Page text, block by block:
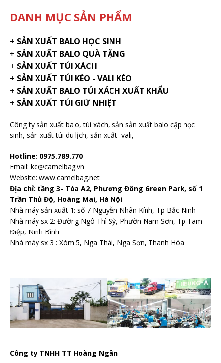
DANH MỤC SẢN PHẨM
+ SẢN XUẤT BALO HỌC SINH
+ SẢN XUẤT BALO QUÀ TẶNG
+ SẢN XUẤT TÚI XÁCH
+ SẢN XUẤT TÚI KÉO - VALI KÉO
+ SẢN XUẤT BALO TÚI XÁCH XUẤT KHẨU
+ SẢN XUẤT TÚI GIỮ NHIỆT
Công ty sản xuất balo, túi xách, sản sản xuất balo cặp học
sinh, sản xuất túi du lịch, sản xuất vali,
Hotline: 0975.789.770
Email: kd@camelbag.vn
Website: www.camelbag.net
Địa chỉ: tầng 3- Tòa A2, Phương Đông Green Park, số 1
Trần Thủ Độ, Hoàng Mai, Hà Nội
Nhà máy sản xuất 1: số 7 Nguyễn Nhân Kính, Tp Bắc Ninh
Nhà máy sx 2: Đường Ngô Thì Sỹ, Phườn Nam Sơn, Tp Tam
Điệp, Ninh Bình
Nhà máy sx 3 : Xóm 5, Nga Thái, Nga Sơn, Thanh Hóa
Công ty TNHH TT Hoàng Ngân